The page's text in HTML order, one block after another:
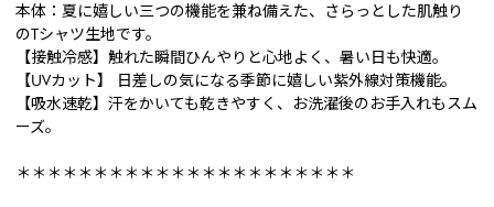
本体：夏に嬉しい三つの機能を兼ね備えた、さらっとした肌触り
のTシャツ生地です。
【接触冷感】触れた瞬間ひんやりと心地よく、暑い日も快適。
【UVカット】 日差しの気になる季節に嬉しい紫外線対策機能。
【吸水速乾】汗をかいても乾きやすく、お洗濯後のお手入れもスム
ーズ。
＊＊＊＊＊＊＊＊＊＊＊＊＊＊＊＊＊＊＊＊＊＊